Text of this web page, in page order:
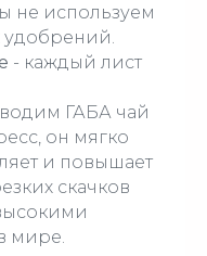
не используем
удобрений.
- каждый лист
ГАБА чай
он мягко
и повышает
скачков
мире.